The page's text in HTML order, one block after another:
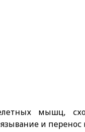
мышц,
и перенос